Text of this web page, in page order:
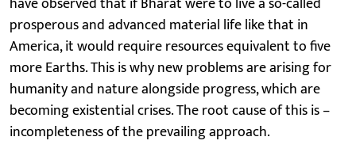
prosperous and advanced material life like that in
America, it would require resources equivalent to five
more Earths. This is why new problems are arising for
humanity and nature alongside progress, which are
becoming existential crises. The root cause of this is –
incompleteness of the prevailing approach.